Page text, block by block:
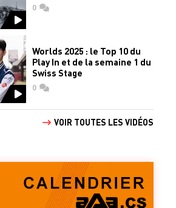
0commentaires
Worlds 2025 : le Top 10 du
Play In et de la semaine 1 du
Swiss Stage
0commentaires
VOIR TOUTES LES VIDÉOS